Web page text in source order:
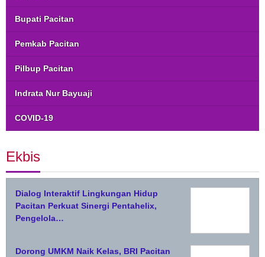
Bupati Pacitan
Pemkab Pacitan
Pilbup Pacitan
Indrata Nur Bayuaji
COVID-19
Ekbis
Dialog Interaktif Lingkungan Hidup
Pacitan Perkuat Sinergi Pentahelix,
Pengelola…
Dorong UMKM Naik Kelas, BRI Pacitan